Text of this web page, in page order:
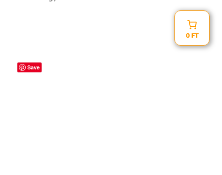
0 FT
Save